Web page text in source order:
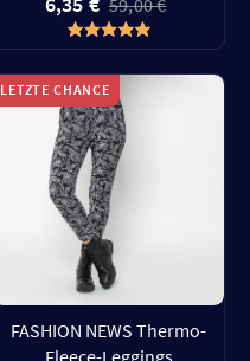
59,00 €
LETZTE CHANCE
FASHION NEWS Thermo-
Fleece-Leggings